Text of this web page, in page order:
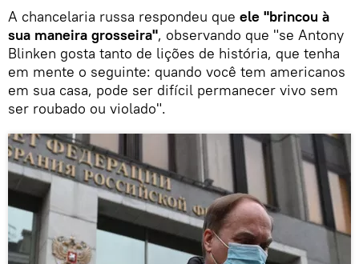
A chancelaria russa respondeu que ele "brincou à
sua maneira grosseira", observando que "se Antony
Blinken gosta tanto de lições de história, que tenha
em mente o seguinte: quando você tem americanos
em sua casa, pode ser difícil permanecer vivo sem
ser roubado ou violado".